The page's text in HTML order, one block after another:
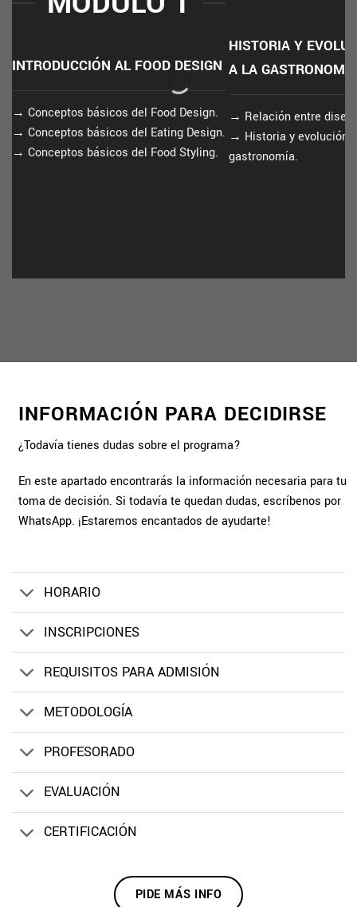
INTRODUCCIÓN AL FOOD DESIGN
→ Conceptos básicos del Food Design.
→ Conceptos básicos del Eating Design.
→ Conceptos básicos del Food Styling.
HISTORIA Y
A LA GASTRONOMIA
→ Relación entre
→ Historia y evolución
gastronomía.
INFORMACIÓN PARA DECIDIRSE
¿Todavía tienes dudas sobre el programa?
En este apartado encontrarás la información necesaria para tu
toma de decisión. Si todavía te quedan dudas, escríbenos por
WhatsApp. ¡Estaremos encantados de ayudarte!
HORARIO
INSCRIPCIONES
REQUISITOS PARA ADMISIÓN
METODOLOGÍA
PROFESORADO
EVALUACIÓN
CERTIFICACIÓN
PIDE MÁS INFO